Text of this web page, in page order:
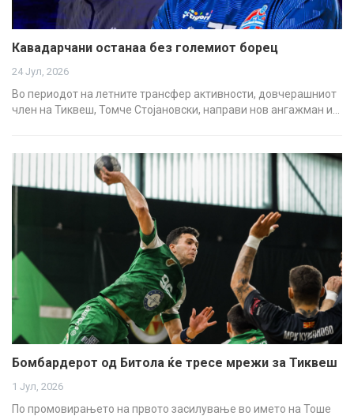
Кавадарчани останаа без големиот борец
24 Јул, 2026
Во периодот на летните трансфер активности, довчерашниот
член на Тиквеш, Томче Стојановски, направи нов ангажман и…
Бомбардерот од Битола ќе тресе мрежи за Тиквеш
1 Јул, 2026
По промовирањето на првото засилување во името на Тоше